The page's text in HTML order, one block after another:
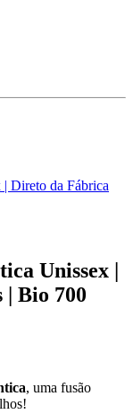
Direto da Fábrica
Unissex |
| Bio 700
, uma fusão